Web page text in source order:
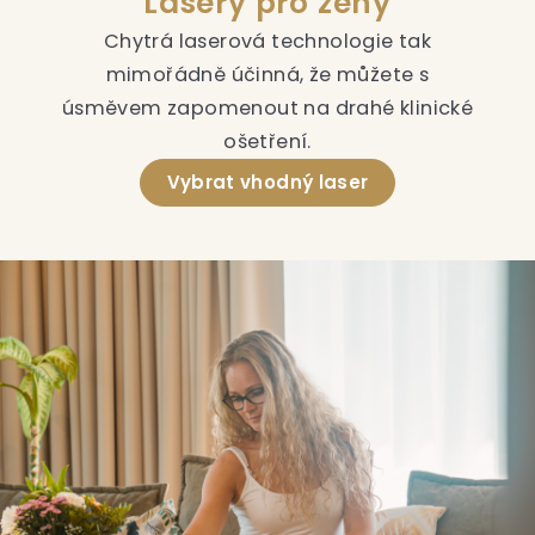
d
a
c
í
p
r
v
k
v
i
s
u
Chytrá laserová technologie tak
mimořádně účinná, že můžete s
úsměvem zapomenout na drahé klinické
ošetření.
Vybrat vhodný laser